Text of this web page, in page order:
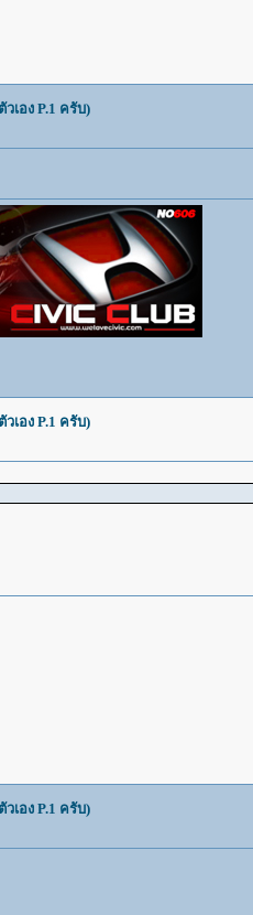
เอง P.1 ครับ)
เอง P.1 ครับ)
เอง P.1 ครับ)